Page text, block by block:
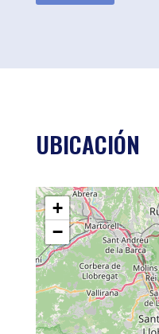
UBICACIÓN
+
−